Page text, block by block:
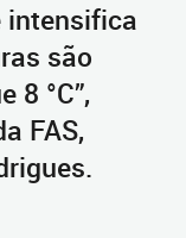
intensifica
são
8 °C”,
FAS,